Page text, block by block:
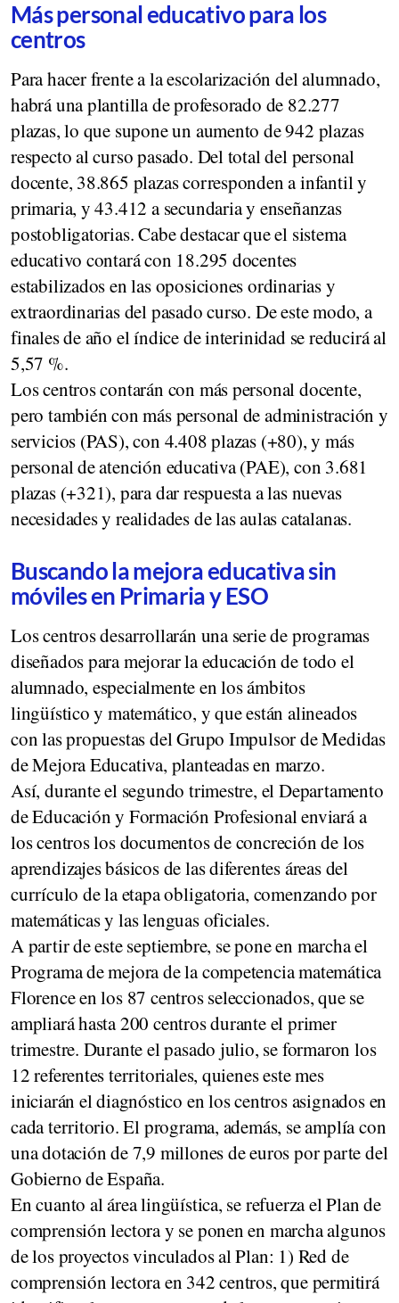
Más personal educativo para los
centros
Para hacer frente a la escolarización del alumnado,
habrá una plantilla de profesorado de 82.277
plazas, lo que supone un aumento de 942 plazas
respecto al curso pasado. Del total del personal
docente, 38.865 plazas corresponden a infantil y
primaria, y 43.412 a secundaria y enseñanzas
postobligatorias. Cabe destacar que el sistema
educativo contará con 18.295 docentes
estabilizados en las oposiciones ordinarias y
extraordinarias del pasado curso. De este modo, a
finales de año el índice de interinidad se reducirá al
5,57 %.
Los centros contarán con más personal docente,
pero también con más personal de administración y
servicios (PAS), con 4.408 plazas (+80), y más
personal de atención educativa (PAE), con 3.681
plazas (+321), para dar respuesta a las nuevas
necesidades y realidades de las aulas catalanas.
Buscando la mejora educativa sin
móviles en Primaria y ESO
Los centros desarrollarán una serie de programas
diseñados para mejorar la educación de todo el
alumnado, especialmente en los ámbitos
lingüístico y matemático, y que están alineados
con las propuestas del Grupo Impulsor de Medidas
de Mejora Educativa, planteadas en marzo.
Así, durante el segundo trimestre, el Departamento
de Educación y Formación Profesional enviará a
los centros los documentos de concreción de los
aprendizajes básicos de las diferentes áreas del
currículo de la etapa obligatoria, comenzando por
matemáticas y las lenguas oficiales.
A partir de este septiembre, se pone en marcha el
Programa de mejora de la competencia matemática
Florence en los 87 centros seleccionados, que se
ampliará hasta 200 centros durante el primer
trimestre. Durante el pasado julio, se formaron los
12 referentes territoriales, quienes este mes
iniciarán el diagnóstico en los centros asignados en
cada territorio. El programa, además, se amplía con
una dotación de 7,9 millones de euros por parte del
Gobierno de España.
En cuanto al área lingüística, se refuerza el Plan de
comprensión lectora y se ponen en marcha algunos
de los proyectos vinculados al Plan: 1) Red de
comprensión lectora en 342 centros, que permitirá